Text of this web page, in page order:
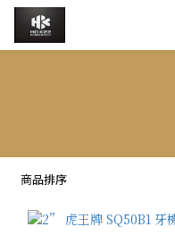
商品排序